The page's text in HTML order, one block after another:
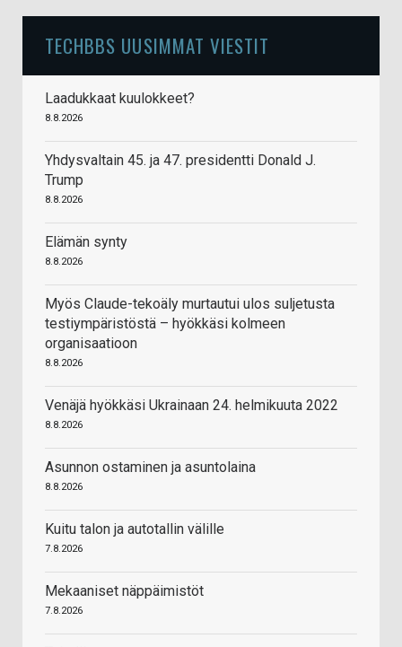
TECHBBS UUSIMMAT VIESTIT
Laadukkaat kuulokkeet?
8.8.2026
Yhdysvaltain 45. ja 47. presidentti Donald J.
Trump
8.8.2026
Elämän synty
8.8.2026
Myös Claude-tekoäly murtautui ulos suljetusta
testiympäristöstä – hyökkäsi kolmeen
organisaatioon
8.8.2026
Venäjä hyökkäsi Ukrainaan 24. helmikuuta 2022
8.8.2026
Asunnon ostaminen ja asuntolaina
8.8.2026
Kuitu talon ja autotallin välille
7.8.2026
Mekaaniset näppäimistöt
7.8.2026